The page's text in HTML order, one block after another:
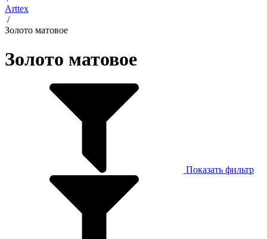
Arttex
/
Золото матовое
Золото матовое
Показать фильтр